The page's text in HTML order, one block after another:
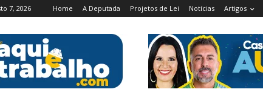
7, 2026 Home A Deputada Projetos de Lei Notícias Artigos